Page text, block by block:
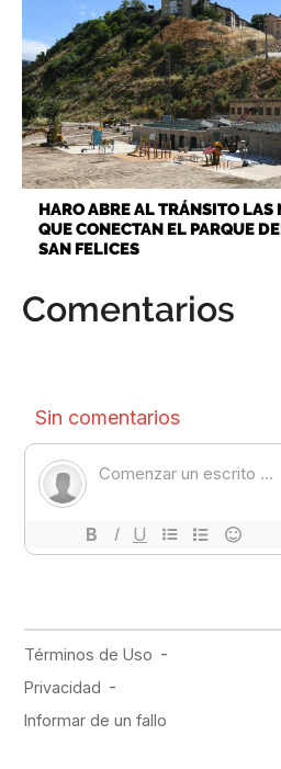
HARO ABRE AL TRÁNSITO LAS
QUE CONECTAN EL PARQUE
SAN FELICES
Comentarios